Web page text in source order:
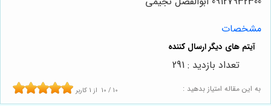
مشخصات
به این مقاله امتیاز بدهید : 10 / 10 از1 کاربر
تعداد بازدید : 291